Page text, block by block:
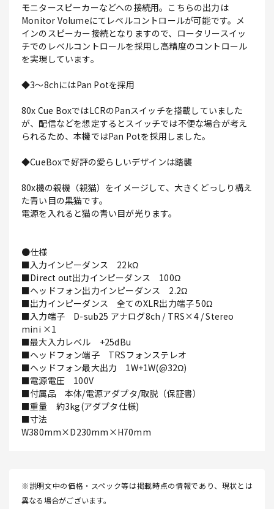
モニタースピーカーなどへの接続用。こちらの出力は
Monitor Volumeにてレベルコントロールが可能です。メ
インのスピーカー接続となりますので、ロータリースイッ
チでのレベルコントロールを採用し高精度のコントロール
を実現しています。
◆3～8chにはPan Potを採用
80x Cue BoxではLCRのPanスイッチを搭載していました
が、配信などを想定するとスイッチでは不便な場合が考え
られるため、本機ではPan Potを採用しました。
◆CueBoxで好評の愛らしいデザインは踏襲
80x機の親機（親猫）をイメージして、大きくどっしり構え
た青い目の黒猫です。
電源を入れると猫の青い目が光ります。
●仕様
■入力インピーダンス 22kΩ
■Direct out出力インピーダンス 100Ω
■ヘッドフォン出力インピーダンス 2.2Ω
■出力インピーダンス 全てのXLR出力端子 50Ω
■入力端子 D-sub25 アナログ8ch / TRS×4 / Stereo
mini ×1
■最大入力レベル +25dBu
■ヘッドフォン端子 TRSフォンステレオ
■ヘッドフォン最大出力 1W+1W(@32Ω)
■電源電圧 100V
■付属品 本体/電源アダプタ/取説（保証書）
■重量 約3kg(アダプタ仕様)
■寸法
W380mm×D230mm×H70mm
※説明文中の価格・スペック等は掲載時点の情報であり、現状とは
異なる場合がございます。